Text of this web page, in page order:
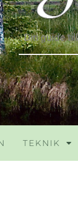
Din guide
TEKNIK